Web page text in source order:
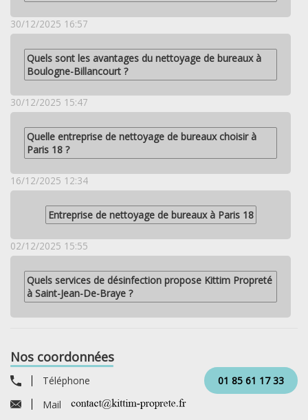
30/12/2025 16:57
Quels sont les avantages du nettoyage de bureaux à
Boulogne-Billancourt ?
30/12/2025 15:47
Quelle entreprise de nettoyage de bureaux choisir à
Paris 18 ?
16/12/2025 12:34
Entreprise de nettoyage de bureaux à Paris 18
02/12/2025 15:55
Quels services de désinfection propose Kittim Propreté
à Saint-Jean-De-Braye ?
Nos coordonnées
Téléphone
01 85 61 17 33
Mail